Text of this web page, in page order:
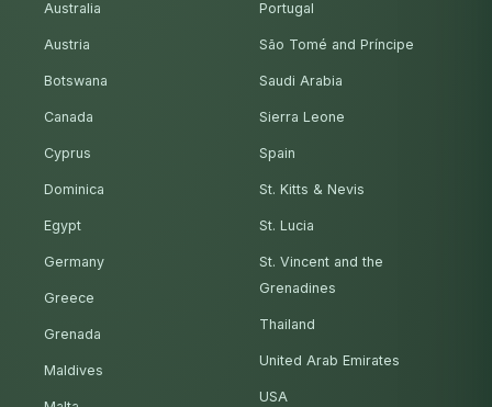
Australia
Austria
Botswana
Canada
Cyprus
Dominica
Egypt
Germany
Greece
Grenada
Maldives
Portugal
São Tomé and Príncipe
Saudi Arabia
Sierra Leone
Spain
St. Kitts & Nevis
St. Lucia
St. Vincent and the
Grenadines
Thailand
United Arab Emirates
USA